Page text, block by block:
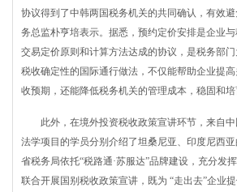
协议得到了中韩两国税务机关的共同确认，有效
务总监朴亨培表示。据悉，预约定价安排是企业
交易定价原则和计算方法达成的协议，是税务部
税收确定性的国际通行做法，不仅能帮助企业提
收预期，还能降低税务机关的管理成本，稳固和培
此外，在境外投资税收政策宣讲环节，来自中
法学项目的学员分别介绍了坦桑尼亚、印度尼西
省税务局依托“税路通·苏服达”品牌建设，充分发
联合开展国别税收政策宣讲，既为 “走出去”企业